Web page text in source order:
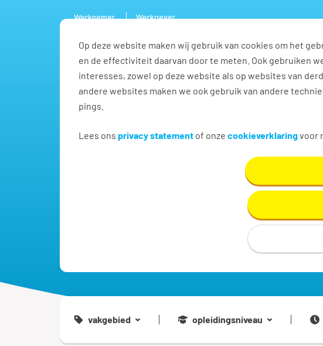
Op deze website maken wij gebruik van cookies om het
en de effectiviteit daarvan door te meten. Ook gebruiken
interesses, zowel op deze website als op websites van
andere websites maken we ook gebruik van andere
pings.
Lees ons privacy statement of onze cookieverklaringvoor
Werknemer Werkgever
Vacatures
Vind jouw volgende baan
vakgebied opleidingsniveau